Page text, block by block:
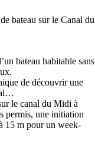
bateau sur le Canal du
bateau habitable sans
de découvrir une
le canal du Midi à
permis, une initiation
15 m pour un week-